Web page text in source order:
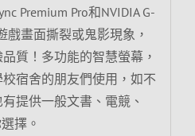
Premium Pro和NVIDIA G-
戲畫面撕裂或鬼影現象，
質！多功能的智慧螢幕，
宿舍的朋友們使用，如不
提供一般文書、電競、
擇。